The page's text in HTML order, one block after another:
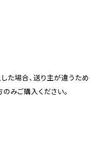
場合、送り主が違うた
みご購入ください。